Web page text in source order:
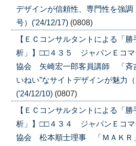
デザインが信頼性、専門性を強調
号）('24/12/17) (0808)
【ＥＣコンサルタントによる「
析」】□□４３５ ジャパンＥコマ
協会 矢崎宏一郎客員講師 「斉
いねい”なサイトデザインが魅力
('24/12/10) (0807)
【ＥＣコンサルタントによる「
析」】□□４３４ ジャパンＥコマ
協会 松本順士理事 「ＭＡＫＲ